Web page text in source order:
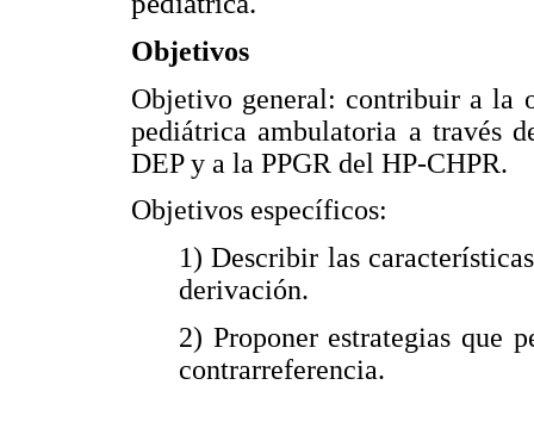
Objetivos
Objetivo general: contribuir a la
pediátrica ambulatoria a través
DEP y a la PPGR del HP-CHPR.
Objetivos específicos:
1) Describir las
derivación.
2) Proponer estrategias que
contrarreferencia.